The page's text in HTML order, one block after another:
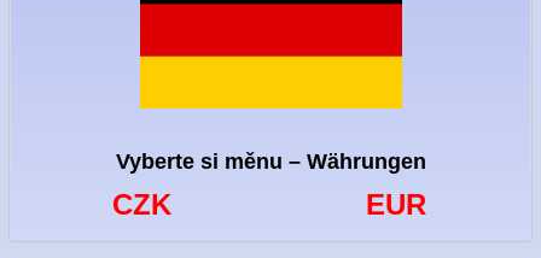
Vyberte si měnu – Währungen
CZK EUR